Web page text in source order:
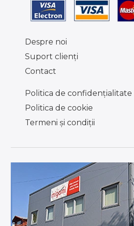
Despre noi
Suport clienţi
Contact
Politica de confidențialitate
Politica de cookie
Termeni şi condiţii